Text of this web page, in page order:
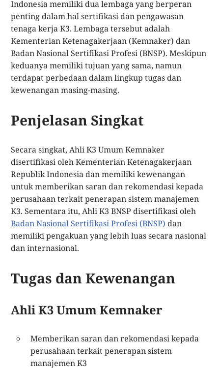
Indonesia memiliki dua lembaga yang berperan
penting dalam hal sertifikasi dan pengawasan
tenaga kerja K3. Lembaga tersebut adalah
Kementerian Ketenagakerjaan (Kemnaker) dan
Badan Nasional Sertifikasi Profesi (BNSP). Meskipun
keduanya memiliki tujuan yang sama, namun
terdapat perbedaan dalam lingkup tugas dan
kewenangan masing-masing.
Penjelasan Singkat
Secara singkat, Ahli K3 Umum Kemnaker
disertifikasi oleh Kementerian Ketenagakerjaan
Republik Indonesia dan memiliki kewenangan
untuk memberikan saran dan rekomendasi kepada
perusahaan terkait penerapan sistem manajemen
K3. Sementara itu, Ahli K3 BNSP disertifikasi oleh
Badan Nasional Sertifikasi Profesi (BNSP) dan
memiliki pengakuan yang lebih luas secara nasional
dan internasional.
Tugas dan Kewenangan
Ahli K3 Umum Kemnaker
Memberikan saran dan rekomendasi kepada
perusahaan terkait penerapan sistem
manajemen K3